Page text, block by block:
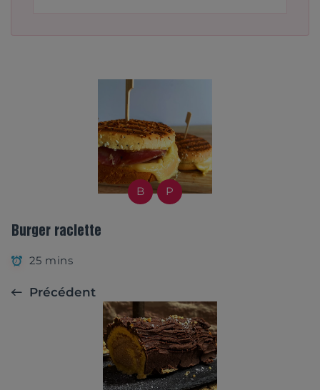
B P
Burger raclette
25 mins
Précédent